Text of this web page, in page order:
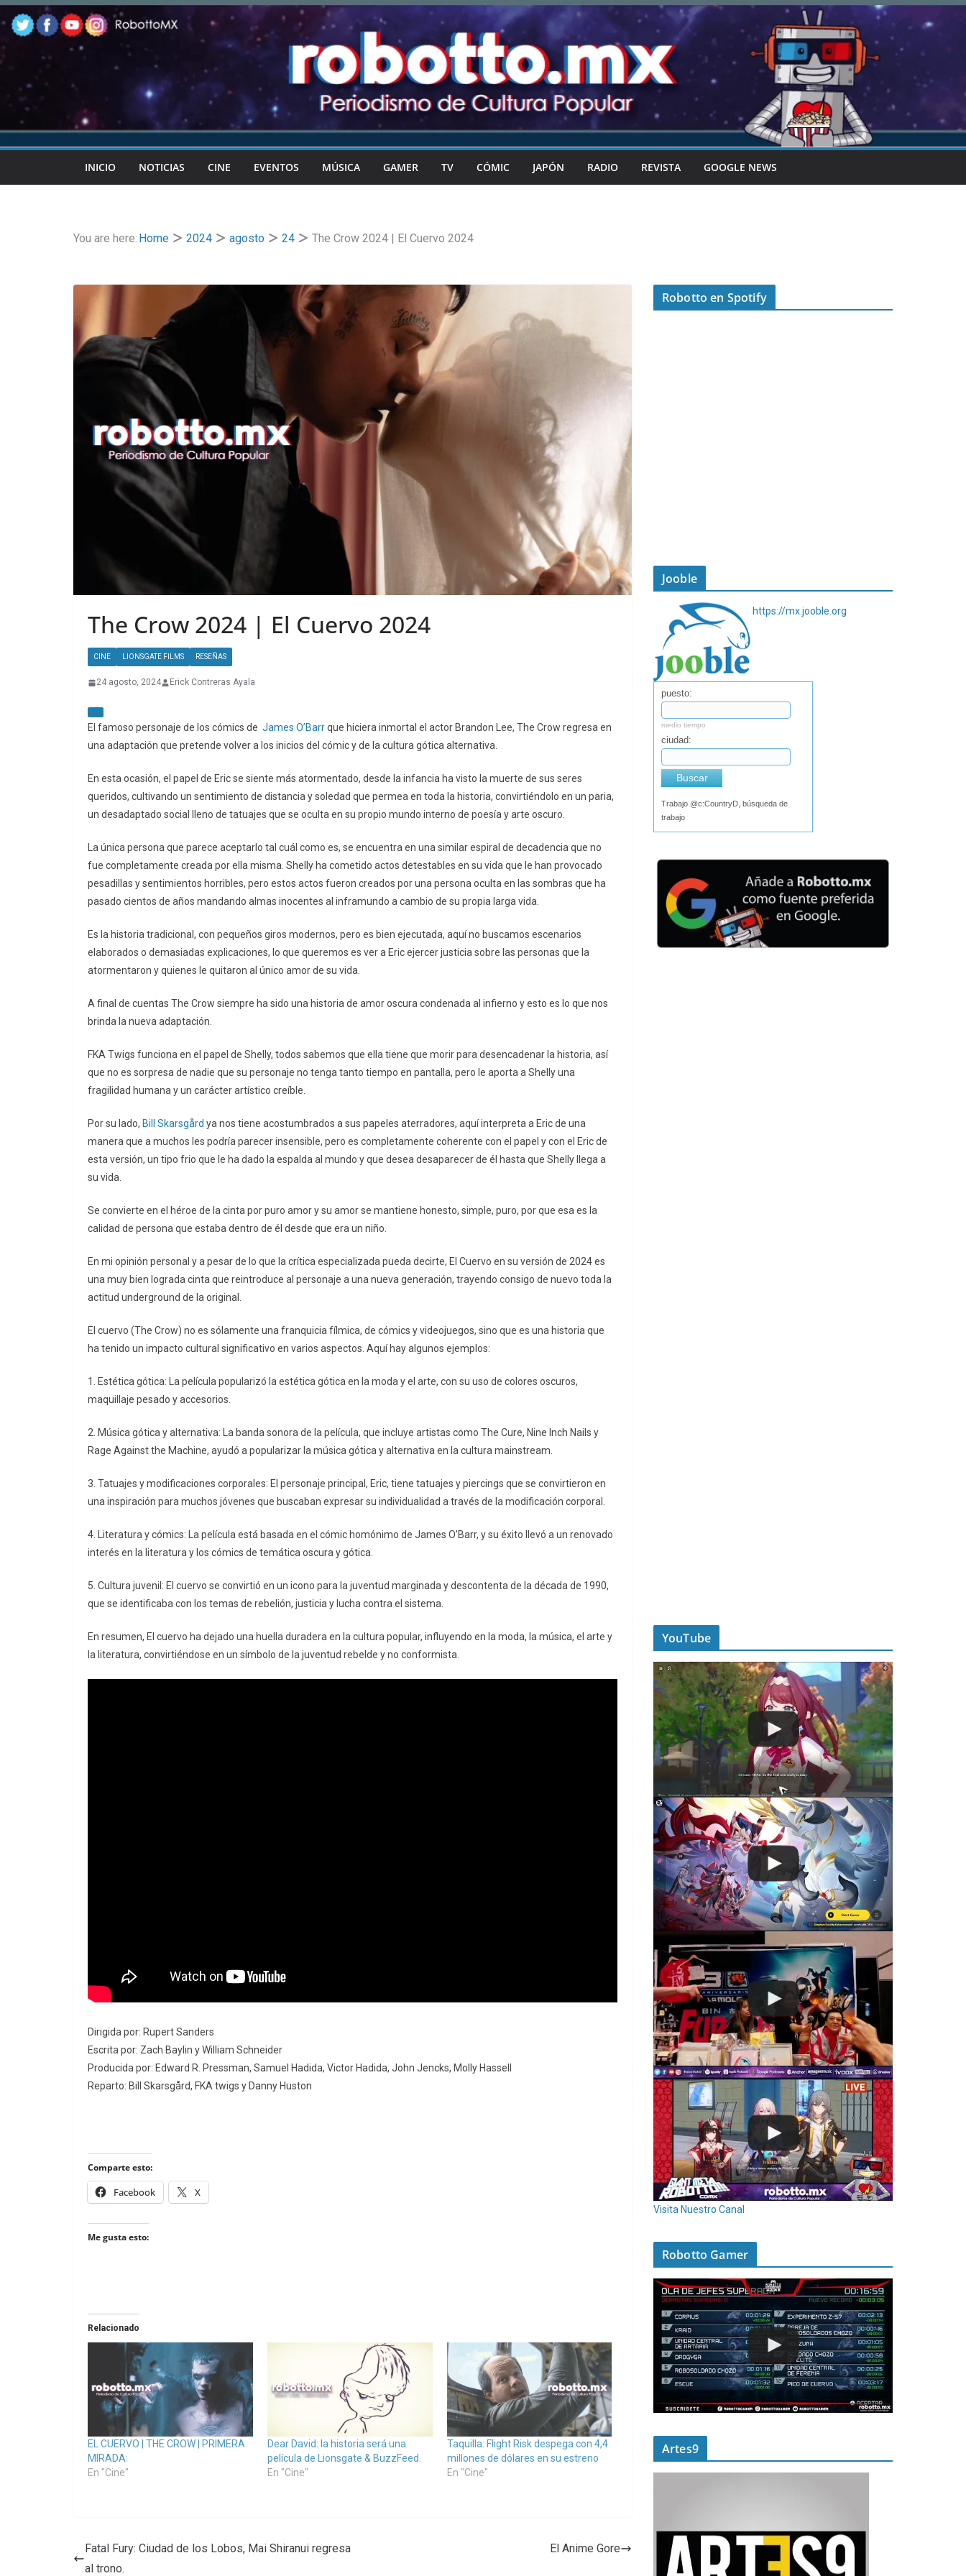
Skip
to
content
INICIO NOTICIAS CINE EVENTOS MÚSICA GAMER TV CÓMIC JAPÓN RADIO REVISTA GOOGLE NEWS
You are here: Home 2024 agosto 24 The Crow 2024 | El Cuervo 2024
The Crow 2024 | El Cuervo 2024
CINE LIONSGATE FILMS RESEÑAS
24 agosto, 2024 Erick Contreras Ayala
El famoso personaje de los cómics de James O’Barrque hiciera inmortal el actor Brandon Lee, The Crow regresa en
una adaptación que pretende volver a los inicios del cómic y de la cultura gótica alternativa.
En esta ocasión, el papel de Eric se siente más atormentado, desde la infancia ha visto la muerte de sus seres
queridos, cultivando un sentimiento de distancia y soledad que permea en toda la historia, convirtiéndolo en un paria,
un desadaptado social lleno de tatuajes que se oculta en su propio mundo interno de poesía y arte oscuro.
La única persona que parece aceptarlo tal cuál como es, se encuentra en una similar espiral de decadencia que no
fue completamente creada por ella misma. Shelly ha cometido actos detestables en su vida que le han provocado
pesadillas y sentimientos horribles, pero estos actos fueron creados por una persona oculta en las sombras que ha
pasado cientos de años mandando almas inocentes al inframundo a cambio de su propia larga vida.
Es la historia tradicional, con pequeños giros modernos, pero es bien ejecutada, aquí no buscamos escenarios
elaborados o demasiadas explicaciones, lo que queremos es ver a Eric ejercer justicia sobre las personas que la
atormentaron y quienes le quitaron al único amor de su vida.
A final de cuentas The Crow siempre ha sido una historia de amor oscura condenada al infierno y esto es lo que nos
brinda la nueva adaptación.
FKA Twigs funciona en el papel de Shelly, todos sabemos que ella tiene que morir para desencadenar la historia, así
que no es sorpresa de nadie que su personaje no tenga tanto tiempo en pantalla, pero le aporta a Shelly una
fragilidad humana y un carácter artístico creíble.
Por su lado, Bill Skarsgård ya nos tiene acostumbrados a sus papeles aterradores, aquí interpreta a Eric de una
manera que a muchos les podría parecer insensible, pero es completamente coherente con el papel y con el Eric de
esta versión, un tipo frio que le ha dado la espalda al mundo y que desea desaparecer de él hasta que Shelly llega a
su vida.
Se convierte en el héroe de la cinta por puro amor y su amor se mantiene honesto, simple, puro, por que esa es la
calidad de persona que estaba dentro de él desde que era un niño.
En mi opinión personal y a pesar de lo que la crítica especializada pueda decirte, El Cuervo en su versión de 2024 es
una muy bien lograda cinta que reintroduce al personaje a una nueva generación, trayendo consigo de nuevo toda la
actitud underground de la original.
El cuervo (The Crow) no es sólamente una franquicia fílmica, de cómics y videojuegos, sino que es una historia que
ha tenido un impacto cultural significativo en varios aspectos. Aquí hay algunos ejemplos:
1. Estética gótica: La película popularizó la estética gótica en la moda y el arte, con su uso de colores oscuros,
maquillaje pesado y accesorios.
2. Música gótica y alternativa: La banda sonora de la película, que incluye artistas como The Cure, Nine Inch Nails y
Rage Against the Machine, ayudó a popularizar la música gótica y alternativa en la cultura mainstream.
3. Tatuajes y modificaciones corporales: El personaje principal, Eric, tiene tatuajes y piercings que se convirtieron en
una inspiración para muchos jóvenes que buscaban expresar su individualidad a través de la modificación corporal.
4. Literatura y cómics: La película está basada en el cómic homónimo de James O’Barr, y su éxito llevó a un renovado
interés en la literatura y los cómics de temática oscura y gótica.
5. Cultura juvenil: El cuervo se convirtió en un icono para la juventud marginada y descontenta de la década de 1990,
que se identificaba con los temas de rebelión, justicia y lucha contra el sistema.
En resumen, El cuervo ha dejado una huella duradera en la cultura popular, influyendo en la moda, la música, el arte y
la literatura, convirtiéndose en un símbolo de la juventud rebelde y no conformista.
Dirigida por: Rupert Sanders
Escrita por: Zach Baylin y William Schneider
Producida por: Edward R. Pressman, Samuel Hadida, Victor Hadida, John Jencks, Molly Hassell
Reparto: Bill Skarsgård, FKA twigs y Danny Huston
Comparte esto:
Facebook X
Me gusta esto:
Relacionado
EL CUERVO | THE CROW | PRIMERA
MIRADA:
En "Cine"
Dear David: la historia será una
película de Lionsgate & BuzzFeed.
En "Cine"
Taquilla: Flight Risk despega con 4,4
millones de dólares en su estreno
En "Cine"
Fatal Fury: Ciudad de los Lobos, Mai Shiranui regresa
al trono.
El Anime Gore
Robotto en Spotify
Jooble
https://mx.jooble.org
puesto:
medio tiempo
ciudad:
Buscar
Trabajo @c:CountryD, búsqueda de
trabajo
YouTube
Visita Nuestro Canal
Robotto Gamer
Artes9